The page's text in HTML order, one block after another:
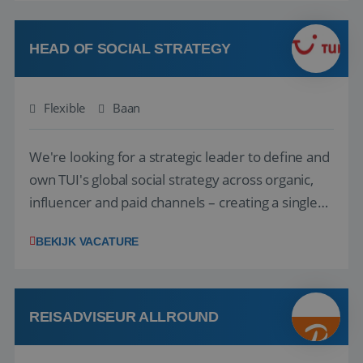
deze onderdelen zijn nu samen gevoegd...
HEAD OF SOCIAL STRATEGY
Flexible Baan
We're looking for a strategic leader to define and
own TUI's global social strategy across organic,
influencer and paid channels – creating a single
locally. The role will be published until 18 August
Attractive remuneration, discre...
BEKIJK VACATURE
REISADVISEUR ALLROUND